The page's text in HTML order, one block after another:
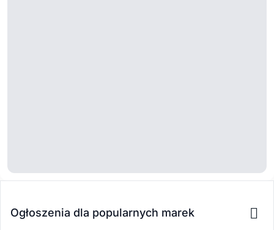
Ogłoszenia dla popularnych marek